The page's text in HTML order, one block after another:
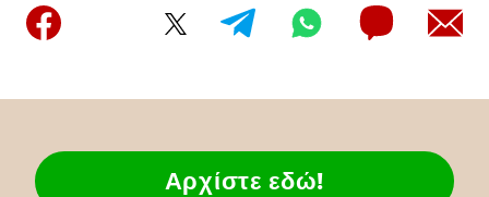
Αρχίστε εδώ!